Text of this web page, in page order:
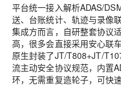
平台统一接入解析ADAS/
送、台账统计、轨迹与录像
集成方而言，自研整套协议
高，很多会直接采用安心联
原生封装了JT/T808+JT/
流主动安全协议规范，内置
环，无需重复造轮子，可快